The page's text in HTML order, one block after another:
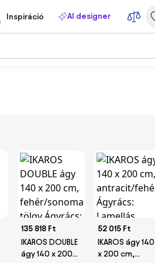
Inspiráció AI designer
135 818 Ft
IKAROS DOUBLE
ágy 140 x 200
52 015 Ft
IKAROS ágy 140
x 200 cm,